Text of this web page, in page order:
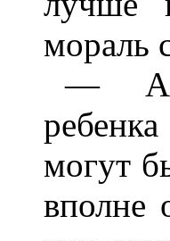
мораль
— А
могут
вполне